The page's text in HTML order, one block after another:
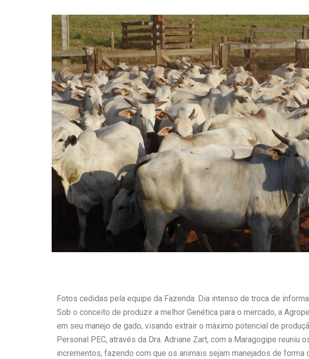
Fotos cedidas pela equipe da Fazenda. Dia intenso de troca de
Sob o conceito de produzir a melhor Genética para o mercado, a
em seu manejo de gado, visando extrair o máximo potencial de
Personal PEC, através da Dra. Adriane Zart, com a Maragogipe
incrementos, fazendo com que os animais sejam manejados de forma